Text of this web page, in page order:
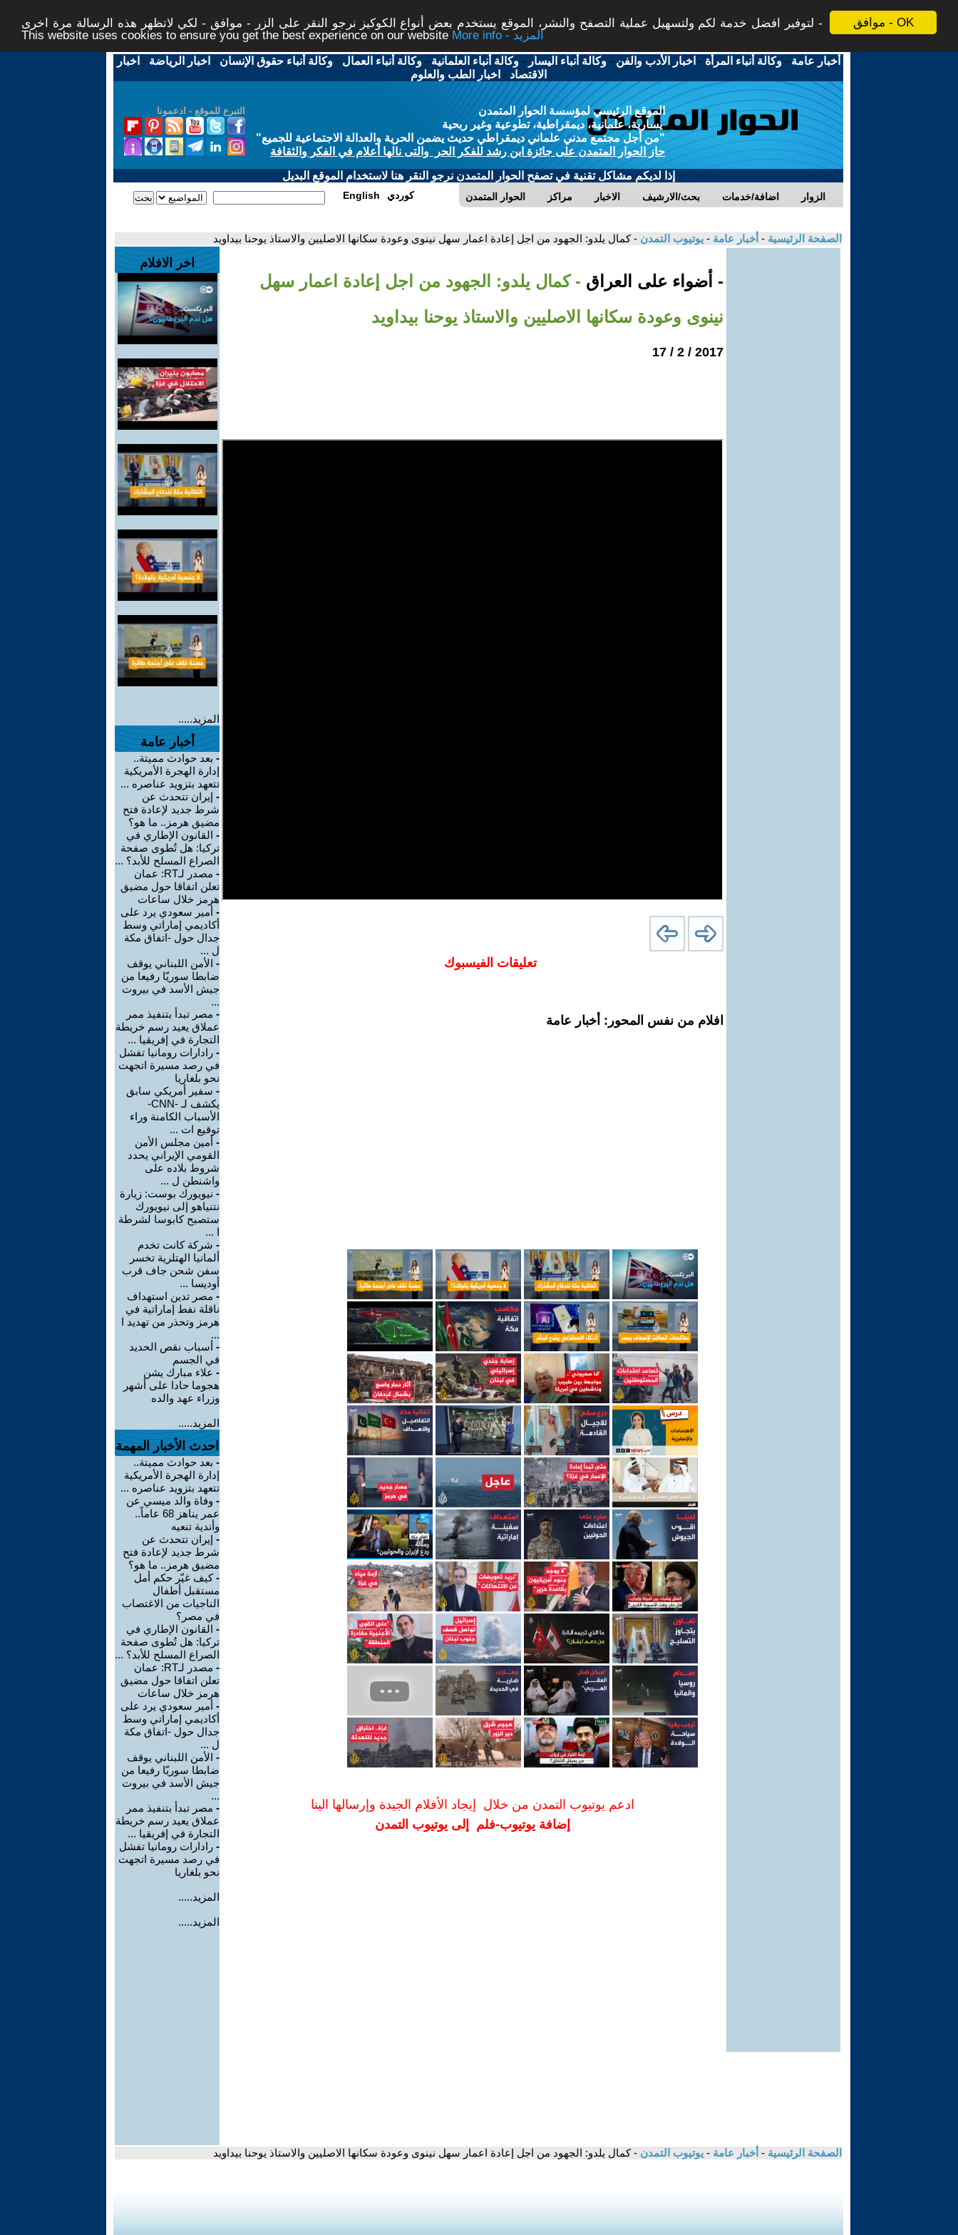
موافق - OK
لتوفير افضل خدمة لكم ولتسهيل عملية التصفح والنشر، الموقع يستخدم بعض أنواع الكوكيز نرجو النقر على الزر - موافق - لكي لاتظهر هذه الرسالة مرة اخرى -
This website uses cookies to ensure you get the best experience on our website
More info - المزيد
أخبار عامة -وكالة أنباء المرأة - اخبار الأدب والفن -وكالة أنباء اليسار -وكالة أنباء العلمانية -وكالة أنباء العمال -وكالة أنباء حقوق الإنسان - اخبار الرياضة - اخبار
الاقتصاد - اخبار الطب والعلوم
التبرع للموقع - ادعمونا
الموقع الرئيسي لمؤسسة الحوار المتمدن
يسارية، علمانية، ديمقراطية، تطوعية وغير ربحية
"من أجل مجتمع مدني علماني ديمقراطي حديث يضمن الحرية والعدالة الاجتماعية للجميع"
حاز الحوار المتمدن على جائزة ابن رشد للفكر الحر والتى نالها أعلام في الفكر والثقافة
إذا لديكم مشاكل تقنية في تصفح الحوار المتمدن نرجو النقر هنا لاستخدام الموقع البديل
الحوار المتمدن مراكز الاخبار بحث/الارشيف اضافة/خدمات الزوار English كوردي
الصفحة الرئيسية - أخبار عامة - يوتيوب التمدن - كمال يلدو: الجهود من اجل إعادة اعمار سهل نينوى وعودة سكانها الاصليين والاستاذ يوحنا بيداويد
- أضواء على العراق - كمال يلدو: الجهود من اجل إعادة اعمار سهل
نينوى وعودة سكانها الاصليين والاستاذ يوحنا بيداويد
2017 / 2 / 17
تعليقات الفيسبوك
افلام من نفس المحور: أخبار عامة
ادعم يوتيوب التمدن من خلال إيجاد الأفلام الجيدة وإرسالها الينا
إضافة يوتيوب-فلم إلى يوتيوب التمدن
اخر الافلام
المزيد.....
أخبار عامة
- بعد حوادث مميتة..
إدارة الهجرة الأمريكية
تتعهد بتزويد عناصره ...
- إيران تتحدث عن
شرط جديد لإعادة فتح
مضيق هرمز.. ما هو؟
- القانون الإطاري في
تركيا: هل تُطوى صفحة
الصراع المسلح للأبد؟ ...
-
مصدر لـRT: عمان
تعلن اتفاقا حول مضيق
هرمز خلال ساعات
- أمير سعودي يرد على
أكاديمي إماراتي وسط
جدال حول -اتفاق مكة
ل ...
- الأمن اللبناني يوقف
ضابطا سوريّا رفيعا من
جيش الأسد في بيروت
...
- مصر تبدأ بتنفيذ ممر
عملاق يعيد رسم خريطة
التجارة في إفريقيا ...
- رادارات رومانيا تفشل
في رصد مسيرة اتجهت
نحو بلغاريا
- سفير أمريكي سابق
يكشف لـ -CNN-
الأسباب الكامنة وراء
توقيع ات ...
- أمين مجلس الأمن
القومي الإيراني يحدد
شروط بلاده على
واشنطن ل ...
- نيويورك بوست: زيارة
نتنياهو إلى نيويورك
ستصبح كابوسا لشرطة
ا ...
- شركة كانت تخدم
ألمانيا الهتلرية تخسر
سفن شحن جاف قرب
أوديسا ...
- مصر تدين استهداف
ناقلة نفط إماراتية في
هرمز وتحذر من تهديد ا
...
- أسباب نقص الحديد
في الجسم
- علاء مبارك يشن
هجوما حادا على أشهر
وزراء عهد والده
المزيد.....
احدث الأخبار المهمة
- بعد حوادث مميتة..
إدارة الهجرة الأمريكية
تتعهد بتزويد عناصره ...
- وفاة والد ميسي عن
عمر يناهز 68 عاماً..
وأندية تنعيه
- إيران تتحدث عن
شرط جديد لإعادة فتح
مضيق هرمز.. ما هو؟
-كيف غيّر حكم أمل
مستقبل أطفال
الناجيات من الاغتصاب
في مصر؟
- القانون الإطاري في
تركيا: هل تُطوى صفحة
الصراع المسلح للأبد؟ ...
-
مصدر لـRT: عمان
تعلن اتفاقا حول مضيق
هرمز خلال ساعات
- أمير سعودي يرد على
أكاديمي إماراتي وسط
جدال حول -اتفاق مكة
ل ...
- الأمن اللبناني يوقف
ضابطا سوريّا رفيعا من
جيش الأسد في بيروت
...
- مصر تبدأ بتنفيذ ممر
عملاق يعيد رسم خريطة
التجارة في إفريقيا ...
- رادارات رومانيا تفشل
في رصد مسيرة اتجهت
نحو بلغاريا
المزيد.....
المزيد.....
الصفحة الرئيسية - أخبار عامة - يوتيوب التمدن - كمال يلدو: الجهود من اجل إعادة اعمار سهل نينوى وعودة سكانها الاصليين والاستاذ يوحنا بيداويد